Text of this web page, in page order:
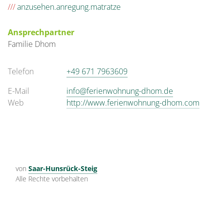
///anzusehen.anregung.matratze
Ansprechpartner
Familie Dhom
Telefon
+49 671 7963609
E-Mail
info@ferienwohnung-dhom.de
Web
http://www.ferienwohnung-dhom.com
von Saar-Hunsrück-Steig
Alle Rechte vorbehalten